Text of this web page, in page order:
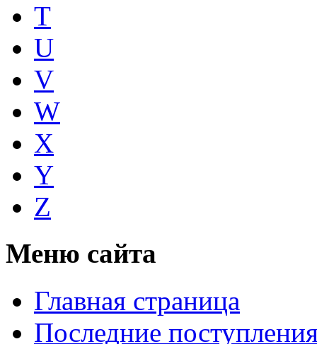
T
U
V
W
X
Y
Z
Меню сайта
Главная страница
Последние